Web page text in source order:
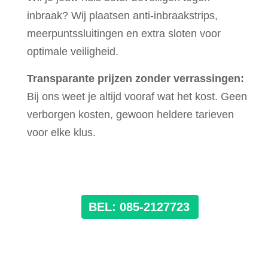
inbraak? Wij plaatsen anti-inbraakstrips,
meerpuntssluitingen en extra sloten voor
optimale veiligheid.
Transparante prijzen zonder verrassingen:
Bij ons weet je altijd vooraf wat het kost. Geen
verborgen kosten, gewoon heldere tarieven
voor elke klus.
BEL: 085-2127723